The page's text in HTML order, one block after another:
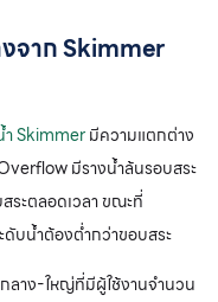
จาก Skimmer
ำ Skimmerมีความแตกต่าง
มีรางน้ำล้นรอบสระ
ระตลอดเวลา ขณะที่
ดับน้ำต้องต่ำกว่าขอบสระ
ลาง-ใหญ่ที่มีผู้ใช้งานจำนวน